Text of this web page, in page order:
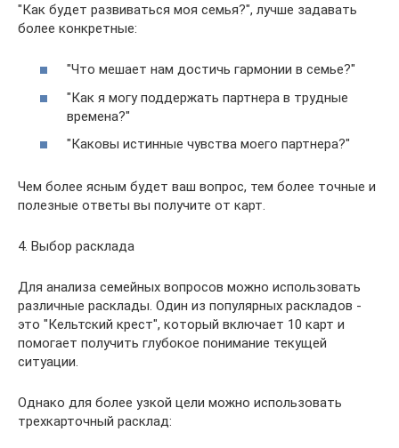
"Как будет развиваться моя семья?", лучше задавать
более конкретные:
"Что мешает нам достичь гармонии в семье?"
"Как я могу поддержать партнера в трудные
времена?"
"Каковы истинные чувства моего партнера?"
Чем более ясным будет ваш вопрос, тем более точные и
полезные ответы вы получите от карт.
4. Выбор расклада
Для анализа семейных вопросов можно использовать
различные расклады. Один из популярных раскладов -
это "Кельтский крест", который включает 10 карт и
помогает получить глубокое понимание текущей
ситуации.
Однако для более узкой цели можно использовать
трехкарточный расклад: